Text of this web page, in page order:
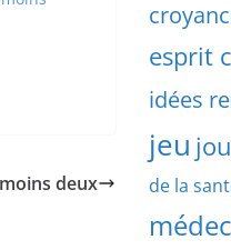
deux
y
e
d
a
r
i
p
a
d
a
t
e
esprit
idées
jeu
de la